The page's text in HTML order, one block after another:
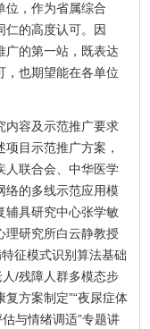
位，作为省属综合
仁的高度认可。因
广的第一站，既表达
，也期望能在各单位
容及示范推广要求
目示范推广方案，
人联合会、中华医学
络的多线示范应用模
辅具研究中心张学敏
理研究所白云静教授
征模式识别算法基础
/残障人群多模态步
方案制定”“夜尿症体
与情绪调适”专题讲